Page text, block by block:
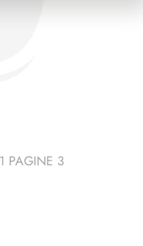
PAGINE 3